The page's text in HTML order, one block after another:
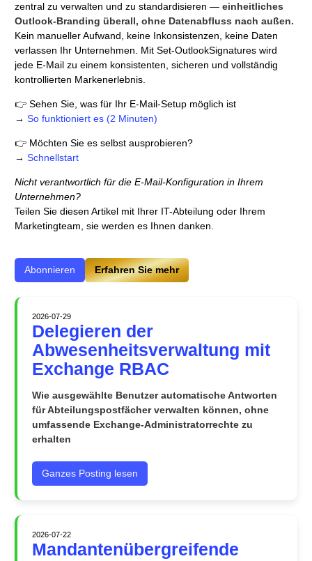
zentral zu verwalten und zu standardisieren — einheitliches
Outlook-Branding überall, ohne Datenabfluss nach außen.
Kein manueller Aufwand, keine Inkonsistenzen, keine Daten
verlassen Ihr Unternehmen. Mit Set-OutlookSignatures wird
jede E-Mail zu einem konsistenten, sicheren und vollständig
kontrollierten Markenerlebnis.
👉 Sehen Sie, was für Ihr E-Mail-Setup möglich ist
→ So funktioniert es (2 Minuten)
👉 Möchten Sie es selbst ausprobieren?
→ Schnellstart
Nicht verantwortlich für die E-Mail-Konfiguration in Ihrem
Unternehmen?
Teilen Sie diesen Artikel mit Ihrer IT-Abteilung oder Ihrem
Marketingteam, sie werden es Ihnen danken.
Abonnieren Erfahren Sie mehr
2026-07-29
Delegieren der
Abwesenheitsverwaltung mit
Exchange RBAC
Wie ausgewählte Benutzer automatische Antworten
für Abteilungspostfächer verwalten können, ohne
umfassende Exchange-Administratorrechte zu
erhalten
Ganzes Posting lesen
2026-07-22
Mandantenübergreifende